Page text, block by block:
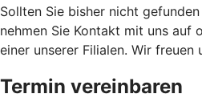
Sollten Sie bisher nicht
nehmen Sie Kontakt mit uns auf
einer unserer Filialen. Wir freuen
Termin vereinbaren